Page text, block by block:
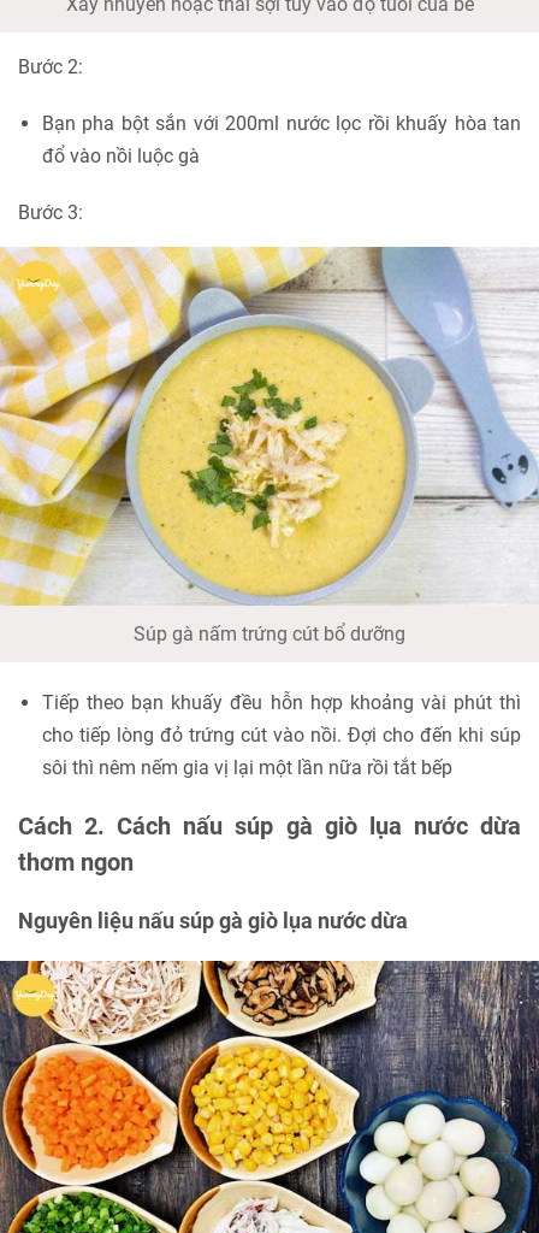
Bước 2:
Bạn pha bột sắn với 200ml nước lọc rồi khuấy hòa tan
đổ vào nồi luộc gà
Bước 3:
Súp gà nấm trứng cút bổ dưỡng
Tiếp theo bạn khuấy đều hỗn hợp khoảng vài phút thì
cho tiếp lòng đỏ trứng cút vào nồi. Đợi cho đến khi súp
sôi thì nêm nếm gia vị lại một lần nữa rồi tắt bếp
Cách 2. Cách nấu súp gà giò lụa nước dừa
thơm ngon
Nguyên liệu nấu súp gà giò lụa nước dừa